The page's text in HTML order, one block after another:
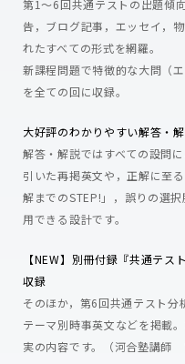
第1～6回共通テストの出題傾
告，ブログ記事，エッセイ，
れたすべての形式を網羅。
新課程問題で特徴的な大問（
を全ての回に収録。
大好評のわかりやすい解答・
解答・解説ではすべての設問
引いた再掲英文や，正解に至
解までのSTEP!」，誤りの選
用できる設計です。
【NEW】別冊付録『共通テ
収録
そのほか，第6回共通テスト
テーマ別時事英文などを掲載
実の内容です。（河合塾講師